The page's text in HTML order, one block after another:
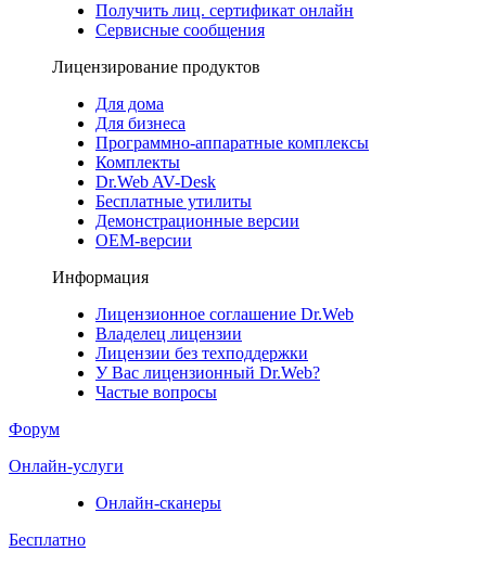
Получить лиц. сертификат онлайн
Сервисные сообщения
Лицензирование продуктов
Для дома
Для бизнеса
Программно-аппаратные комплексы
Комплекты
Dr.Web AV-Desk
Бесплатные утилиты
Демонстрационные версии
ОЕМ-версии
Информация
Лицензионное соглашение Dr.Web
Владелец лицензии
Лицензии без техподдержки
У Вас лицензионный Dr.Web?
Частые вопросы
Форум
Онлайн-услуги
Онлайн-сканеры
Бесплатно